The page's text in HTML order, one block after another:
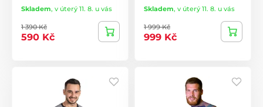
Skladem, v úterý 11. 8. u vás
1 390 Kč
590 Kč
Skladem, v úterý 11. 8. u vás
1 999 Kč
999 Kč